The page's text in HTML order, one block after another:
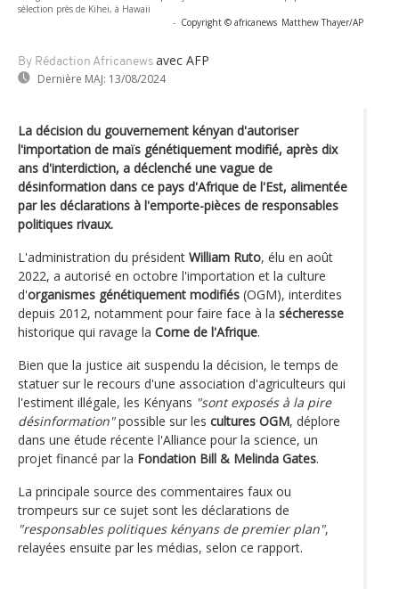
sélection près de Kihei, à Hawaii
- Copyright © africanews Matthew Thayer/AP
By Rédaction Africanews avec AFP
Dernière MAJ: 13/08/2024
La décision du gouvernement kényan d'autoriser
l'importation de maïs génétiquement modifié, après dix
ans d'interdiction, a déclenché une vague de
désinformation dans ce pays d'Afrique de l'Est, alimentée
par les déclarations à l'emporte-pièces de responsables
politiques rivaux.
L'administration du président William Ruto, élu en août
2022, a autorisé en octobre l'importation et la culture
d'organismes génétiquement modifiés (OGM), interdites
depuis 2012, notamment pour faire face à la sécheresse
historique qui ravage la Corne de l'Afrique.
Bien que la justice ait suspendu la décision, le temps de
statuer sur le recours d'une association d'agriculteurs qui
l'estiment illégale, les Kényans "sont exposés à la pire
désinformation"possible sur les cultures OGM, déplore
dans une étude récente l'Alliance pour la science, un
projet financé par la Fondation Bill & Melinda Gates.
La principale source des commentaires faux ou
trompeurs sur ce sujet sont les déclarations de
"responsables politiques kényans de premier plan",
relayées ensuite par les médias, selon ce rapport.